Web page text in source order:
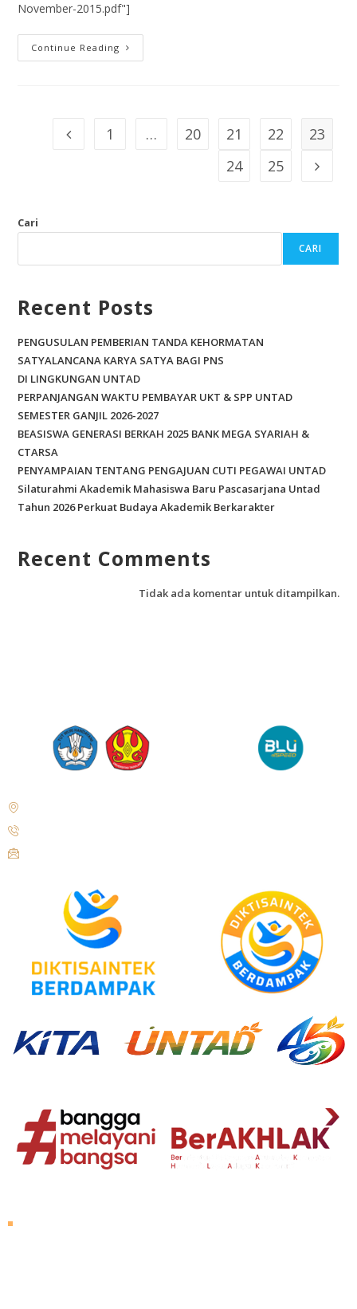
November-2015.pdf"]
Continue Reading
1 … 20 21 22
23
24
25
Cari
CARI
Recent Posts
PENGUSULAN PEMBERIAN TANDA KEHORMATAN
SATYALANCANA KARYA SATYA BAGI PNS
DI LINGKUNGAN UNTAD
PERPANJANGAN WAKTU PEMBAYAR UKT & SPP UNTAD
SEMESTER GANJIL 2026-2027
BEASISWA GENERASI BERKAH 2025 BANK MEGA SYARIAH &
CTARSA
PENYAMPAIAN TENTANG PENGAJUAN CUTI PEGAWAI UNTAD
Silaturahmi Akademik Mahasiswa Baru Pascasarjana Untad
Tahun 2026 Perkuat Budaya Akademik Berkarakter
Recent Comments
Tidak ada komentar untuk ditampilkan.